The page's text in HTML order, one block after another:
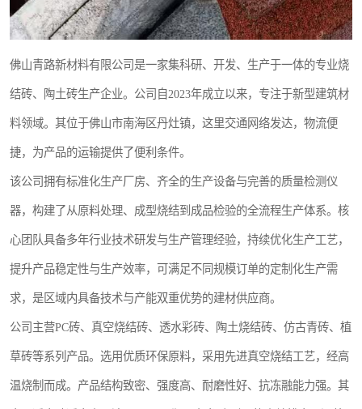
佛山青路新材料有限公司是一家集科研、开发、生产于一体的专业烧
结砖、陶土砖生产企业。公司自2023年成立以来，专注于新型建筑材
料领域。其位于佛山市南海区丹灶镇，这里交通网络发达，物流便
捷，为产品的运输提供了便利条件。
该公司拥有标准化生产厂房、齐全的生产设备与完善的质量检测仪
器，构建了从原料处理、成型烧结到成品检验的全流程生产体系。核
心团队具备多年行业技术研发与生产管理经验，持续优化生产工艺，
提升产品稳定性与生产效率，可满足不同规模订单的定制化生产需
求，是区域内具备技术与产能双重优势的建材供应商。
公司主营PC砖、真空烧结砖、透水彩砖、陶土烧结砖、仿古青砖、植
草砖等系列产品。选用优质环保原料，采用先进真空烧结工艺，经高
温烧制而成。产品结构致密、强度高、耐磨性好、抗冻融能力强。其